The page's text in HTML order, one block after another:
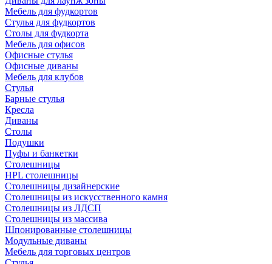
Мебель для фудкортов
Стулья для фудкортов
Столы для фудкорта
Мебель для офисов
Офисные стулья
Офисные диваны
Мебель для клубов
Стулья
Барные стулья
Кресла
Диваны
Столы
Подушки
Пуфы и банкетки
Столешницы
HPL столешницы
Столешницы дизайнерские
Столешницы из искусственного камня
Столешницы из ЛДСП
Столешницы из массива
Шпонированные столешницы
Модульные диваны
Мебель для торговых центров